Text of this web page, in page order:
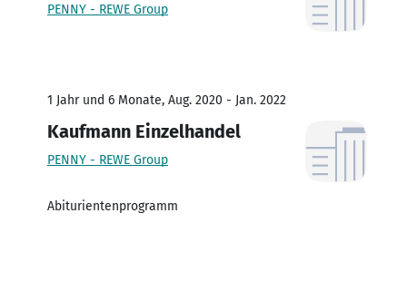
PENNY - REWE Group
1 Jahr und 6 Monate, Aug. 2020 - Jan. 2022
Kaufmann Einzelhandel
PENNY - REWE Group
Abiturientenprogramm